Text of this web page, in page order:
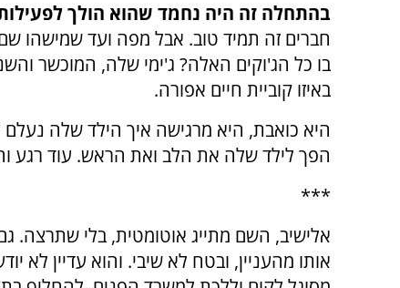
בהתחלה זה היה נחמד שהוא הולך
חברים זה תמיד טוב. אבל מפה ועד שמישהו
בו כל הג'וקים האלה? ג'ימי שלה, המוכשר
באיזו קוביית חיים אפורה.
היא כואבת, היא מרגישה איך הילד שלה
הפך לילד שלה את הלב ואת הראש. עוד רגע
***
אלישיב, השם מתייג אוטומטית, בלי שתרצה.
אותו מהעניין, ובטח לא שיבי. והוא עדיין לא